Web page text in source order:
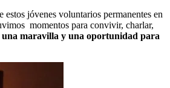
jóvenes voluntarios permanentes en
momentos para convivir, charlar,
una maravilla y una oportunidad para